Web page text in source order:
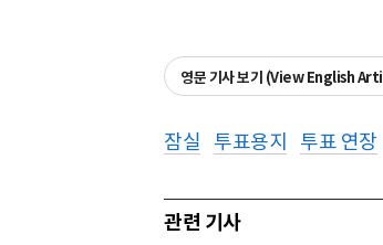
영문 기사 보기 (View English
잠실 투표용지 투표 연장
관련 기사